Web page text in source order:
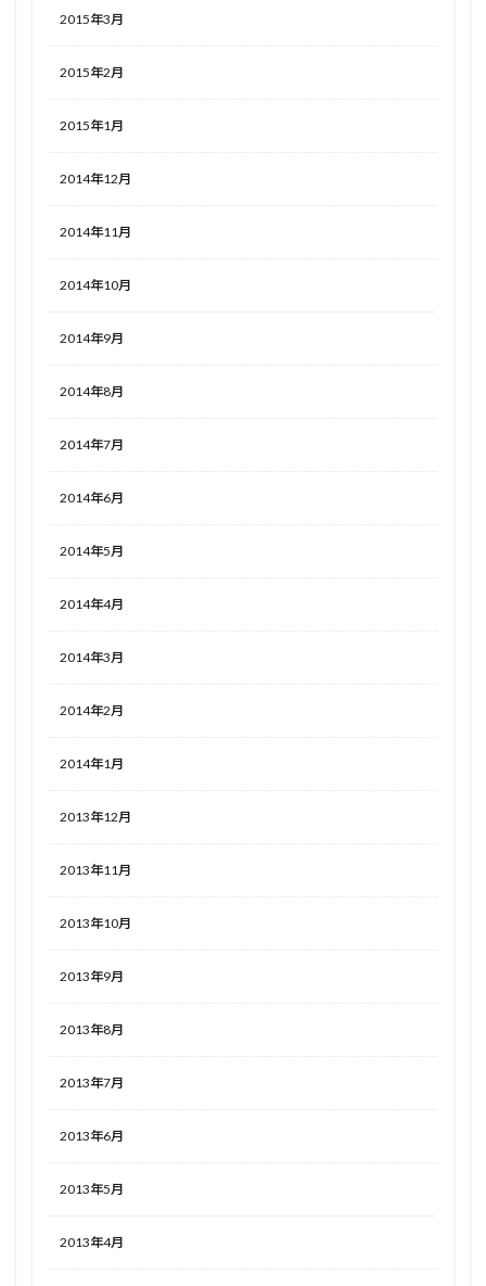
2015年3月
2015年2月
2015年1月
2014年12月
2014年11月
2014年10月
2014年9月
2014年8月
2014年7月
2014年6月
2014年5月
2014年4月
2014年3月
2014年2月
2014年1月
2013年12月
2013年11月
2013年10月
2013年9月
2013年8月
2013年7月
2013年6月
2013年5月
2013年4月